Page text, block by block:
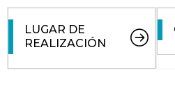
LUGAR DE
REALIZACIÓN